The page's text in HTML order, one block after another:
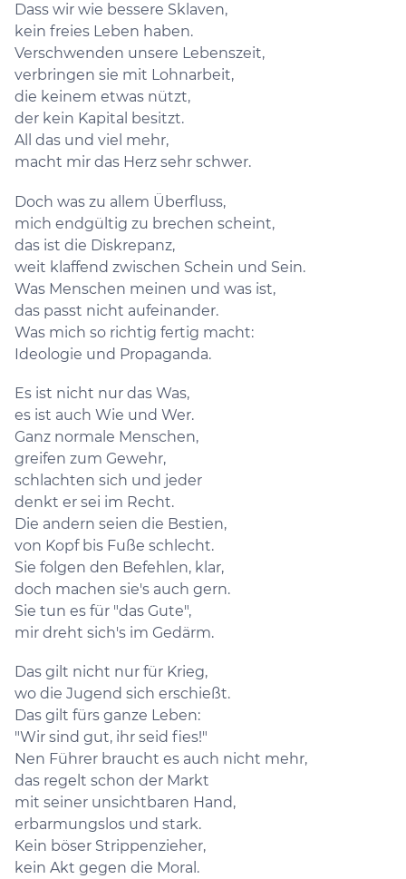
Dass wir wie bessere Sklaven,
kein freies Leben haben.
Verschwenden unsere Lebenszeit,
verbringen sie mit Lohnarbeit,
die keinem etwas nützt,
der kein Kapital besitzt.
All das und viel mehr,
macht mir das Herz sehr schwer.
Doch was zu allem Überfluss,
mich endgültig zu brechen scheint,
das ist die Diskrepanz,
weit klaffend zwischen Schein und Sein.
Was Menschen meinen und was ist,
das passt nicht aufeinander.
Was mich so richtig fertig macht:
Ideologie und Propaganda.
Es ist nicht nur das Was,
es ist auch Wie und Wer.
Ganz normale Menschen,
greifen zum Gewehr,
schlachten sich und jeder
denkt er sei im Recht.
Die andern seien die Bestien,
von Kopf bis Fuße schlecht.
Sie folgen den Befehlen, klar,
doch machen sie's auch gern.
Sie tun es für "das Gute",
mir dreht sich's im Gedärm.
Das gilt nicht nur für Krieg,
wo die Jugend sich erschießt.
Das gilt fürs ganze Leben:
"Wir sind gut, ihr seid fies!"
Nen Führer braucht es auch nicht mehr,
das regelt schon der Markt
mit seiner unsichtbaren Hand,
erbarmungslos und stark.
Kein böser Strippenzieher,
kein Akt gegen die Moral.